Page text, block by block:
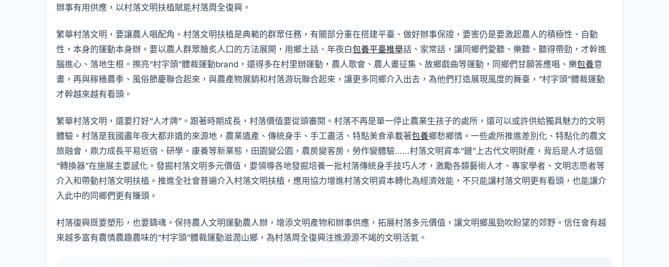
辦事有用供應，以村落文明扶植賦能村落周全復興。
繁華村落文明，要讓農人唱配角。村落文明扶植是典範的群眾任務，有關部分重在搭建平臺、做好辦事保證，要害仍是要激起農人的積極性、自動
性，本身的運動本身辦。要以農人群眾膾炙人口的方法展開，用鄉土話、年夜白包養平臺推舉話、家常話，讓同鄉們愛聽、樂聽、聽得帶勁，才幹進
腦進心、落地生根。擦亮“村字頭”體裁運動brand，還得多在村里辦運動，農人歌會、農人畫征集、故鄉戲曲等運動，同鄉們甘願答應唱、樂包養意
畫，再與稼穡農季、風俗節慶聯合起來，與農產物展銷和村落游玩聯合起來，讓更多同鄉介入出去，為他們打造展現風度的舞臺，“村字頭”體裁運動
才幹越來越有看頭。
繁華村落文明，還要打好“人才牌”。跟著時期成長，村落價值要從頭審閱。村落不再是單一停止農業生孩子的處所，還可以或許供給獨具魅力的文明
體驗。村落是我國盡年夜大都非遺的來源地，農業遺產、傳統身手、手工盡活、特點美食承載著包養鄉愁鄉情。一些處所推進差別化、特點化的農文
旅融會，鼎力成長平易近宿、研學、康養等新業態，田園變公園，農房變客房，勞作變體驗……村落文明資本“鏈”上古代文明財產，背后是人才這個
“轉換器”在施展主要感化。發掘村落文明多元價值，要領導各地發掘培養一批村落傳統身手技巧人才，激勵各類藝術人才、專家學者、文明志愿者等
介入和帶動村落文明扶植。推進全社會普遍介入村落文明扶植，應用協力增進村落文明資本轉化為經濟效能，不只能讓村落文明更有看頭，也能讓介
入此中的同鄉們更有賺頭。
村落復興既要塑形，也要鑄魂。保持農人文明運動農人辦，增添文明產物和辦事供應，拓展村落多元價值，讓文明鄉風勁吹盼望的郊野。信任會有越
來越多富有農情農趣農味的“村字頭”體裁運動滋潤山鄉，為村落周全復興注進源源不竭的文明活氣。